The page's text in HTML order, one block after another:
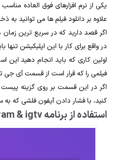
علاوه ‌بر دانلود فیلم‌ ها می‌ توانید به
اگر قصد دارید که در سریع ‌ترین
در واقع برای کار با این اپلیکیشن تنها
اولین کاری که باید انجام دهید این
فیلمی را که قرار است از قسمت آی جی
اگر در این قسمت بر روی گزینه پیست
کنید، با فشار دادن آیفون فلشی که به
استفاده از برنامه video downloader for instagram & igtv برای دانلود فیلم در اندروید